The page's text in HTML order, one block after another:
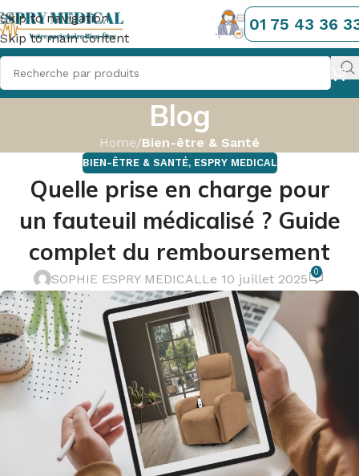
Skip to navigation
Skip to main content
01 75 43 36
Blog
Home/Bien-être & Santé
BIEN-ÊTRE & SANTÉ, ESPRY MEDICAL
Quelle prise en charge pour
un fauteuil médicalisé ? Guide
complet du remboursement
SOPHIE ESPRY MEDICAL Le 10 juillet 2025 0